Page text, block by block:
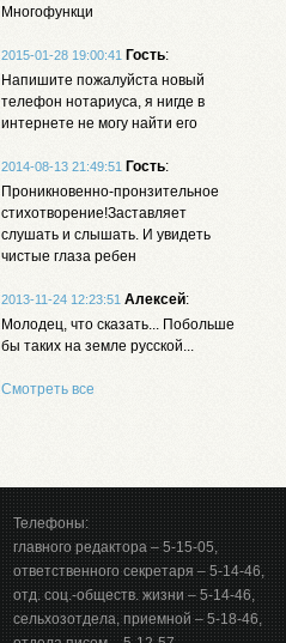
Многофункци
2015-01-28 19:00:41 Гость:
Напишите пожалуйста новый
телефон нотариуса, я нигде в
интернете не могу найти его
2014-08-13 21:49:51 Гость:
Проникновенно-пронзительное
стихотворение!Заставляет
слушать и слышать. И увидеть
чистые глаза ребен
2013-11-24 12:23:51 Алексей:
Молодец, что сказать... Побольше
бы таких на земле русской...
Смотреть все
Телефоны:
главного редактора – 5-15-05,
ответственного секретаря – 5-14-46,
отд. соц.-обществ. жизни – 5-14-46,
сельхозотдела, приемной – 5-18-46,